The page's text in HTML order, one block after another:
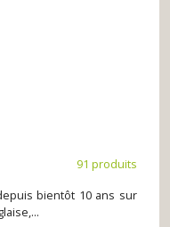
91 produits
bientôt 10 ans sur